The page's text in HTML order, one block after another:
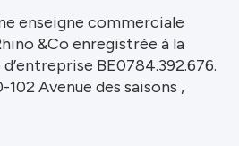
enseigne commerciale
&Co enregistrée à la
BE0784.392.676.
Avenue des saisons ,